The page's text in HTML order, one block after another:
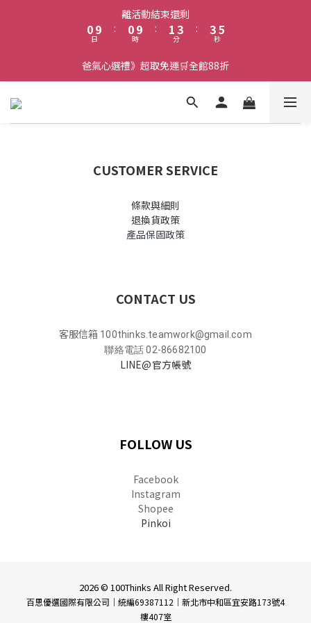
離活動結束還剩
09
8
7
6
3
0
日
:
1
09
8
7
6
3
0
時
:
2
1
0
4
3
2
1
0
分
:
3
2
1
0
5
4
3
2
0
秒
爸氣心選禮》超取免運🛒全館88折
CUSTOMER SERVICE
條款與細則
退換貨政策
產品保固政策
CONTACT US
客服信箱 100thinks.teamwork@gmail.com
聯絡電話 02-86682100
LINE@官方帳號
FOLLOW US
Facebook
Instagram
Shopee
Pinkoi
2026 © 100Thinks All Right Reserved.
百思優選國際有限公司｜統編69387112 ｜ 新北市中和區宜安路173號4
樓407室